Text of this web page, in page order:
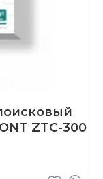
ZTC-300